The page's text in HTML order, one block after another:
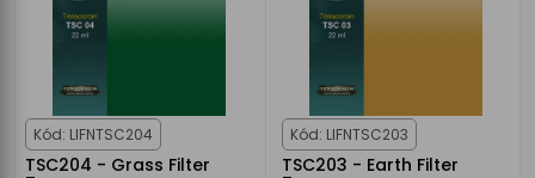
Kód: LIFNTSC204
TSC204 - Grass Filter
Kód: LIFNTSC203
TSC203 - Earth Filter